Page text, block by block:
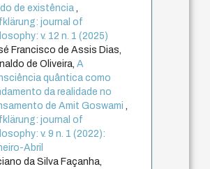
de existência
journal of
v. 12 n. 1 (2025)
Francisco de Assis Dias,
de Oliveira,A
quântica como
da realidade no
de Amit Goswami
journal of
v. 9 n. 1 (2022):
Abril
da Silva Façanha,